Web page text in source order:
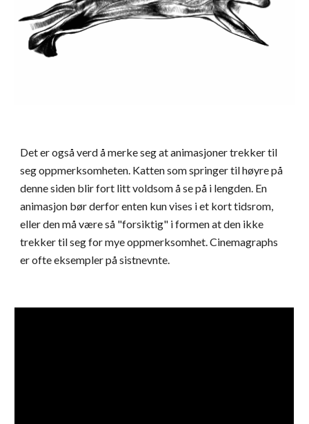
Det er også verd å merke seg at animasjoner trekker til
seg oppmerksomheten. Katten som springer til høyre på
denne siden blir fort litt voldsom å se på i lengden. En
animasjon bør derfor enten kun vises i et kort tidsrom,
eller den må være så "forsiktig" i formen at den ikke
trekker til seg for mye oppmerksomhet. Cinemagraphs
er ofte eksempler på sistnevnte.